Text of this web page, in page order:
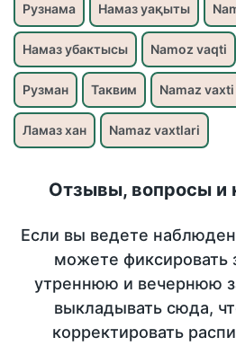
Рузнама Намаз уақыты
Намаз убактысы Namoz vaqti
Рузман Таквим Namaz vaxti
Ламаз хан Namaz vaxtlari
Отзывы, вопросы и
Если вы ведете
можете фиксировать
утреннюю и вечернюю
выкладывать сюда,
корректировать